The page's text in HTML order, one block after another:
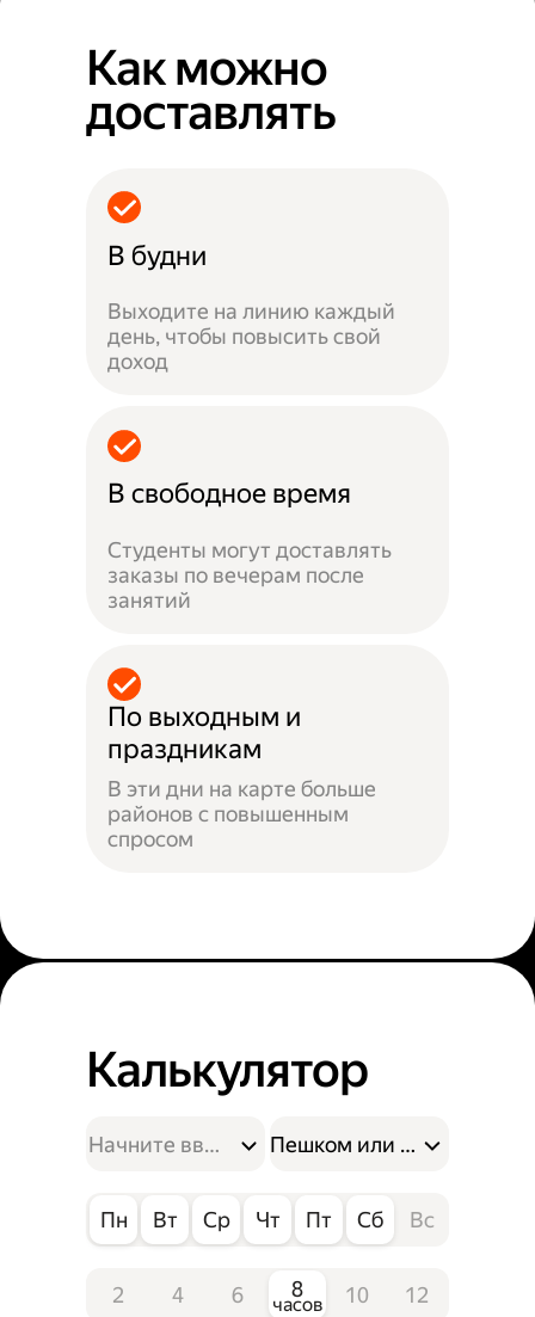
Как можно
доставлять
В будни
Выходите на линию каждый
день, чтобы повысить свой
доход
В свободное время
Студенты могут доставлять
заказы по вечерам после
занятий
По выходным и
праздникам
В эти дни на карте больше
районов с повышенным
спросом
Калькулятор
Пешком или на
Пн Вт Ср Чт Пт Сб Вс
2 4 6 8
часов 10 12